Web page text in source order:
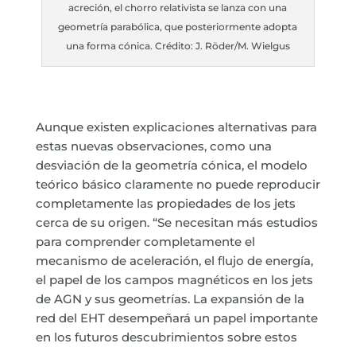
acreción, el chorro relativista se lanza con una
geometría parabólica, que posteriormente adopta
una forma cónica. Crédito: J. Röder/M. Wielgus
Aunque existen explicaciones alternativas para
estas nuevas observaciones, como una
desviación de la geometría cónica, el modelo
teórico básico claramente no puede reproducir
completamente las propiedades de los jets
cerca de su origen. “Se necesitan más estudios
para comprender completamente el
mecanismo de aceleración, el flujo de energía,
el papel de los campos magnéticos en los jets
de AGN y sus geometrías. La expansión de la
red del EHT desempeñará un papel importante
en los futuros descubrimientos sobre estos